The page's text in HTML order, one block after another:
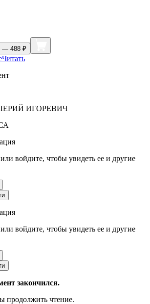
— 488 ₽
Читать
ИГОРЕВИЧ
войдите, чтобы увидеть ее и другие
войдите, чтобы увидеть ее и другие
закончился.
продолжить чтение.